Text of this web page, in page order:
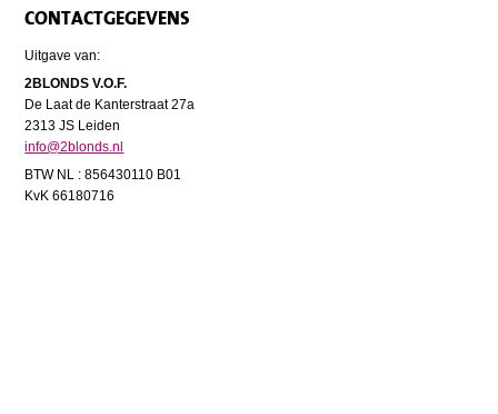
CONTACTGEGEVENS
Uitgave van:
2BLONDS V.O.F.
De Laat de Kanterstraat 27a
2313 JS Leiden
info@2blonds.nl
BTW NL : 856430110 B01
KvK 66180716